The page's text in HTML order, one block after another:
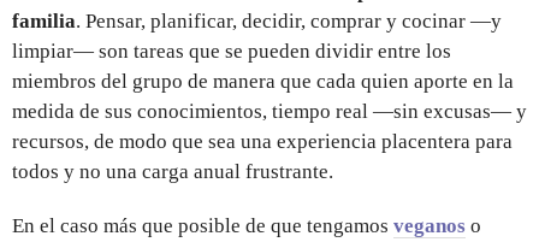
familia. Pensar, planificar, decidir, comprar y cocinar —y
limpiar— son tareas que se pueden dividir entre los
miembros del grupo de manera que cada quien aporte en la
medida de sus conocimientos, tiempo real —sin excusas— y
recursos, de modo que sea una experiencia placentera para
todos y no una carga anual frustrante.
En el caso más que posible de que tengamos veganos o